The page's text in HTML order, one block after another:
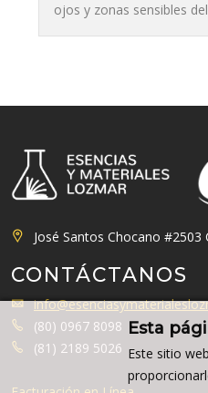
Esta
Este sitio
ojos y zonas sensibles
José Santos Chocano
CONTÁCTANOS
(80) 0967 8098
(81) 2189 5026